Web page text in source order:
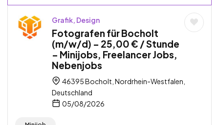
Grafik, Design
Fotografen für Bocholt
(m/w/d) – 25,00 € / Stunde
– Minijobs, Freelancer Jobs,
Nebenjobs
46395 Bocholt, Nordrhein-Westfalen,
Deutschland
05/08/2026